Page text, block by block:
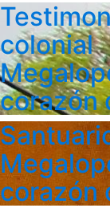
colonial
corazón
corazón